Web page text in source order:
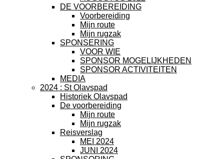
DE VOORBEREIDING
Voorbereiding
Mijn route
Mijn rugzak
SPONSERING
VOOR WIE
SPONSOR MOGELIJKHEDEN
SPONSOR ACTIVITEITEN
MEDIA
2024 : St Olavspad
Historiek Olavspad
De voorbereiding
Mijn route
Mijn rugzak
Reisverslag
MEI 2024
JUNI 2024